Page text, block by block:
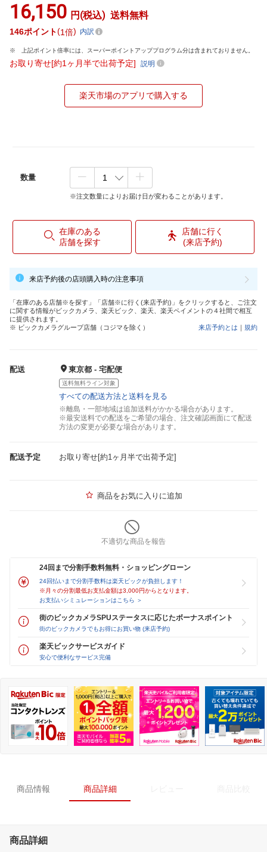
16,150 円(税込) 送料無料
146ポイント 1倍 内訳
上記ポイント倍率には、スーパーポイントアッププログラム分は含まれておりません。
お取り寄せ[約1ヶ月半で出荷予定] 説明
楽天市場のアプリで購入する
数量
※注文数量によりお届け日が変わることがあります。
在庫のある
店舗を探す
店舗に行く
(来店予約)
来店予約後の店頭購入時の注意事項
「在庫のある店舗※を探す」「店舗※に行く(来店予約)」をクリックすると、ご注文
に関する情報がビックカメラ、楽天ビック、楽天、楽天ペイメントの４社間で相互
に提供されます。
※ ビックカメラグループ店舗（コジマを除く）
来店予約とは ｜ 規約
配送 東京都 - 宅配便
送料無料ライン対象
すべての配送方法と送料を見る
※離島・一部地域は追加送料がかかる場合があります。
※最安送料での配送をご希望の場合、注文確認画面にて配送
方法の変更が必要な場合があります。
配送予定 お取り寄せ[約1ヶ月半で出荷予定]
商品をお気に入りに追加
不適切な商品を報告
24回まで分割手数料無料・ショッピングローン
24回払いまで分割手数料は楽天ビックが負担します！
※月々の分割最低お支払金額は3,000円からとなります。
お支払いシミュレーションはこちら ＞
街のビックカメラSPUステータスに応じたボーナスポイント
街のビックカメラでもお得にお買い物 (来店予約)
楽天ビックサービスガイド
安心で便利なサービス完備
商品情報 商品詳細
商品詳細